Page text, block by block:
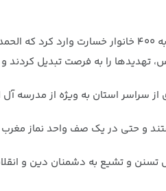
وی با بیان این که روستای سایه خوش یکی از این مناطق بود
تهدیدها را به فرصت تبدیل
سراسر استان به ویژه از مدرسه آل
و حتی در یک صف واحد نماز مغرب
تشیع به دشمنان دین و انقلاب